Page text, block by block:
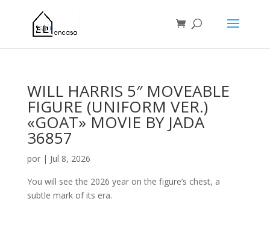
WILL HARRIS 5″ MOVEABLE
FIGURE (UNIFORM VER.)
«GOAT» MOVIE BY JADA
36857
por | Jul 8, 2026
You will see the 2026 year on the figure’s chest, a
subtle mark of its era.